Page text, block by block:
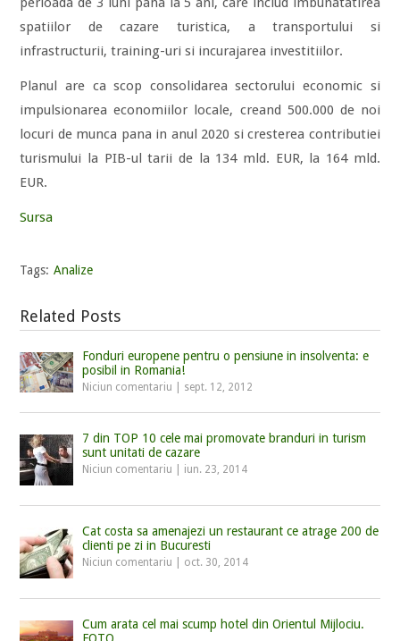
spatiilor de cazare turistica, a transportului si
infrastructurii, training-uri si incurajarea investitiilor.
Planul are ca scop consolidarea sectorului economic si
impulsionarea economiilor locale, creand 500.000 de noi
locuri de munca pana in anul 2020 si cresterea contributiei
turismului la PIB-ul tarii de la 134 mld. EUR, la 164 mld.
EUR.
Sursa
Tags: Analize
Related Posts
Fonduri europene pentru o pensiune in insolventa: e
posibil in Romania!
Niciun comentariu sept. 12, 2012
7 din TOP 10 cele mai promovate branduri in turism
sunt unitati de cazare
Niciun comentariu iun. 23, 2014
Cat costa sa amenajezi un restaurant ce atrage 200 de
clienti pe zi in Bucuresti
Niciun comentariu oct. 30, 2014
Cum arata cel mai scump hotel din Orientul Mijlociu.